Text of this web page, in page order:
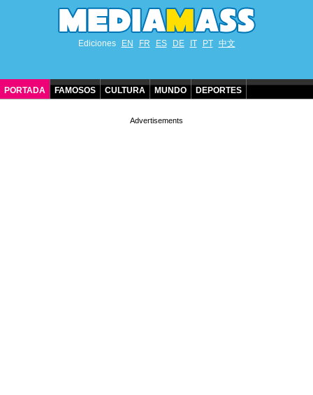
Ediciones EN FR ES DE IT PT 中文
PORTADA FAMOSOS CULTURA MUNDO DEPORTES